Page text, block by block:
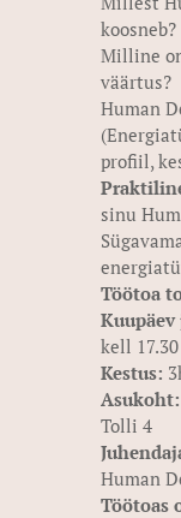
koosneb?
Milline
väärtus?
Human
profiil,
sinu
Töötoa
Kuupäev
kell 17.30
Kestus:
Asukoht:
Tolli 4
Human
Töötoas